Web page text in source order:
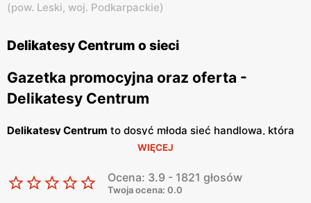
(pow. Leski, woj. Podkarpackie)
Delikatesy Centrum o sieci
Gazetka promocyjna oraz oferta -
Delikatesy Centrum
Delikatesy Centrum to dosyć młoda sieć handlowa, która
należy do Grupy Eurocash. Posiada ponad 1000 sklepów
nowe. Jej głównym celem jest oferowanie Tobie dobrej
WIĘCEJ
Ocena: 3.9 - 1821 głosów
Twoja ocena: 0.0